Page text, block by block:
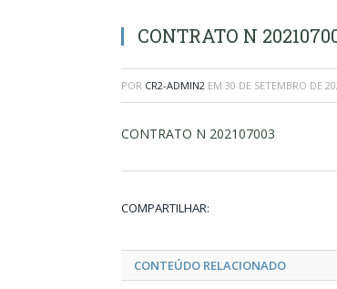
CONTRATO N
POR CR2-ADMIN2 EM 30 DE SETEMBRO DE
CONTRATO N 202107003
COMPARTILHAR:
CONTEÚDO RELACIONADO